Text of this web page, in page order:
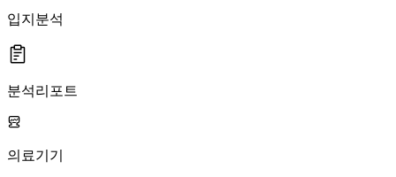
입지분석
분석리포트
의료기기